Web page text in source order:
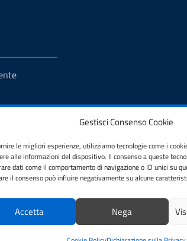
Gestisci Consenso Cookie
le migliori esperienze, utilizziamo tecnologie come i
alle informazioni del dispositivo. Il consenso a queste
dati come il comportamento di navigazione o ID unici su
il consenso può influire negativamente su alcune
Accetta Nega